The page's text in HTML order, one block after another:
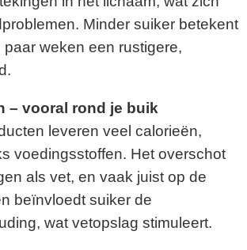
Minder suiker betekent
weken een rustigere,
– vooral rond je buik
leveren veel calorieën,
voedingsstoffen. Het overschot
als vet, en vaak juist op de
beïnvloedt suiker de
wat vetopslag stimuleert.